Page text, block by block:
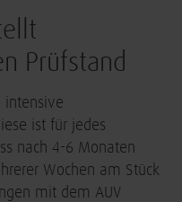
Prüfstand
intensive
ist für jedes
nach 4-6 Monaten
Wochen am Stück
mit dem AUV